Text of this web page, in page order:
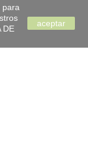
para
DE
aceptar